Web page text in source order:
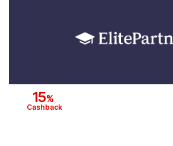
HUMANIC
Peek & Cloppenburg
15%
Cashback